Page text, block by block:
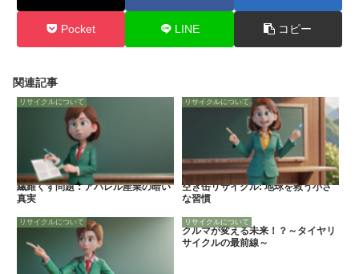
Pocket LINE コピー
関連記事
リサイクルについて
繊維くず問題：アパレル産業の暗い
真実
リサイクルについて
空き缶リサイクル: 地球を救う小さ
な習慣
リサイクルについて リサイクルについて
クルマが変える未来！？～タイヤリ
サイクルの最前線～